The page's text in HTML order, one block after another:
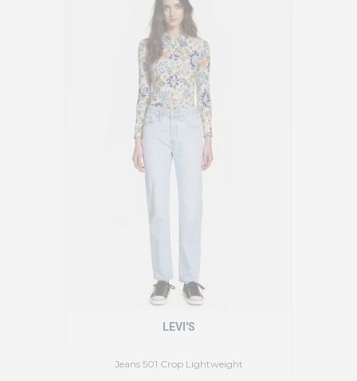
Jeans 501 Crop Lightweight
LEVI'S